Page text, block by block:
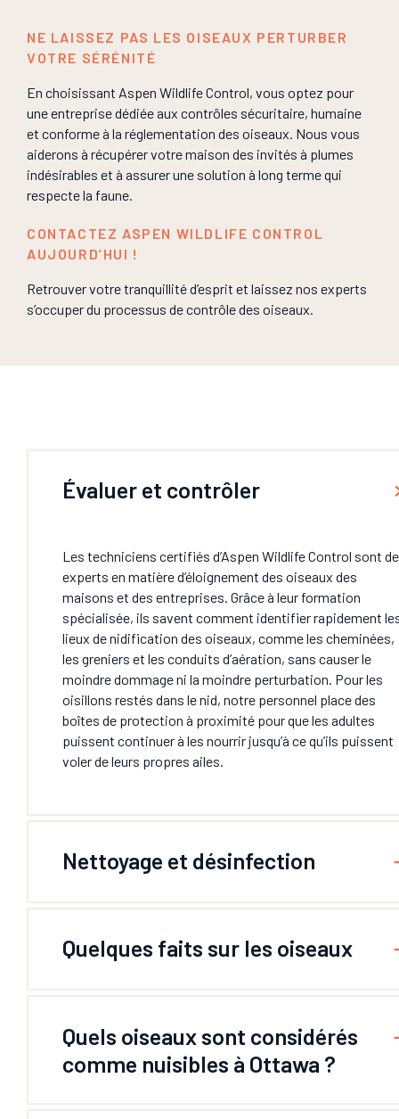
NE LAISSEZ PAS LES OISEAUX PERTURBER
VOTRE SÉRÉNITÉ
En choisissant Aspen Wildlife Control, vous optez pour
une entreprise dédiée aux contrôles sécuritaire, humaine
et conforme à la réglementation des oiseaux. Nous vous
aiderons à récupérer votre maison des invités à plumes
indésirables et à assurer une solution à long terme qui
respecte la faune.
CONTACTEZ ASPEN WILDLIFE CONTROL
AUJOURD’HUI !
Retrouver votre tranquillité d’esprit et laissez nos experts
s’occuper du processus de contrôle des oiseaux.
Évaluer et contrôler
Les techniciens certifiés d’Aspen Wildlife Control sont
experts en matière d’éloignement des oiseaux des
maisons et des entreprises. Grâce à leur formation
spécialisée, ils savent comment identifier rapidement
lieux de nidification des oiseaux, comme les cheminées,
les greniers et les conduits d’aération, sans causer le
moindre dommage ni la moindre perturbation. Pour les
oisillons restés dans le nid, notre personnel place des
boîtes de protection à proximité pour que les adultes
puissent continuer à les nourrir jusqu’à ce qu’ils puissent
voler de leurs propres ailes.
Nettoyage et désinfection
Quelques faits sur les oiseaux
Quels oiseaux sont considérés
comme nuisibles à Ottawa ?